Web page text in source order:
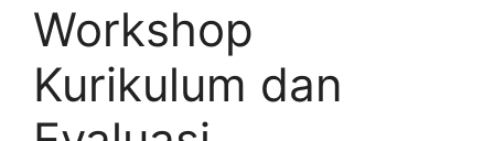
Workshop
Kurikulum dan